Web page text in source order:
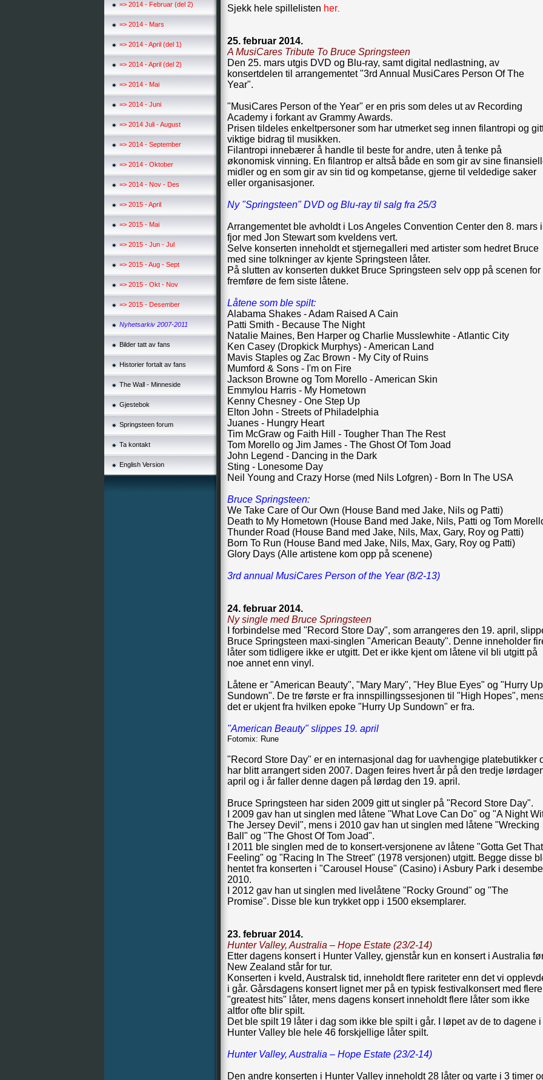
=> 2014 - Februar (del 2)
=> 2014 - Mars
=> 2014 - April (del 1)
=> 2014 - April (del 2)
=> 2014 - Mai
=> 2014 - Juni
=> 2014 Juli - August
=> 2014 - September
=> 2014 - Oktober
=> 2014 - Nov - Des
=> 2015 - April
=> 2015 - Mai
=> 2015 - Jun - Jul
=> 2015 - Aug - Sept
=> 2015 - Okt - Nov
=> 2015 - Desember
Nyhetsarkiv 2007-2011
Bilder tatt av fans
Historier fortalt av fans
The Wall - Minneside
Gjestebok
Springsteen forum
Ta kontakt
English Version
Sjekk hele spillelisten her.
25. februar 2014.
A MusiCares Tribute To Bruce Springsteen
Den 25. mars utgis DVD og Blu-ray, samt digital nedlastning, av
konsertdelen til arrangementet "3rd Annual MusiCares Person Of The
Year".
"MusiCares Person of the Year" er en pris som deles ut av Recording
Academy i forkant av Grammy Awards.
Prisen tildeles enkeltpersoner som har utmerket seg innen filantropi og
viktige bidrag til musikken.
Filantropi innebærer å handle til beste for andre, uten å tenke på
økonomisk vinning. En filantrop er altså både en som gir av sine
midler og en som gir av sin tid og kompetanse, gjerne til veldedige saker
eller organisasjoner.
Ny "Springsteen" DVD og Blu-ray til salg fra 25/3
Arrangementet ble avholdt i Los Angeles Convention Center den 8. mars i
fjor med Jon Stewart som kveldens vert.
Selve konserten inneholdt et stjernegalleri med artister som hedret Bruce
med sine tolkninger av kjente Springsteen låter.
På slutten av konserten dukket Bruce Springsteen selv opp på scenen for
fremføre de fem siste låtene.
Låtene som ble spilt:
Alabama Shakes - Adam Raised A Cain
Patti Smith - Because The Night
Natalie Maines, Ben Harper og Charlie Musslewhite - Atlantic City
Ken Casey (Dropkick Murphys) - American Land
Mavis Staples og Zac Brown - My City of Ruins
Mumford & Sons - I'm on Fire
Jackson Browne og Tom Morello - American Skin
Emmylou Harris - My Hometown
Kenny Chesney - One Step Up
Elton John - Streets of Philadelphia
Juanes - Hungry Heart
Tim McGraw og Faith Hill - Tougher Than The Rest
Tom Morello og Jim James - The Ghost Of Tom Joad
John Legend - Dancing in the Dark
Sting - Lonesome Day
Neil Young and Crazy Horse (med Nils Lofgren) - Born In The USA
Bruce Springsteen:
We Take Care of Our Own (House Band med Jake, Nils og Patti)
Death to My Hometown (House Band med Jake, Nils, Patti og Tom
Thunder Road (House Band med Jake, Nils, Max, Gary, Roy og Patti)
Born To Run (House Band med Jake, Nils, Max, Gary, Roy og Patti)
Glory Days (Alle artistene kom opp på scenene)
3rd annual MusiCares Person of the Year (8/2-13)
24. februar 2014.
Ny single med Bruce Springsteen
I forbindelse med "Record Store Day", som arrangeres den 19. april,
Bruce Springsteen maxi-singlen "American Beauty". Denne inneholder
låter som tidligere ikke er utgitt. Det er ikke kjent om låtene vil bli utgitt på
noe annet enn vinyl.
Låtene er "American Beauty", "Mary Mary", "Hey Blue Eyes" og "Hurry Up
Sundown". De tre første er fra innspillingssesjonen til "High Hopes",
det er ukjent fra hvilken epoke "Hurry Up Sundown" er fra.
"American Beauty" slippes 19. april
Fotomix: Rune
"Record Store Day" er en internasjonal dag for uavhengige platebutikker
har blitt arrangert siden 2007. Dagen feires hvert år på den tredje
april og i år faller denne dagen på lørdag den 19. april.
Bruce Springsteen har siden 2009 gitt ut singler på "Record Store Day".
I 2009 gav han ut singlen med låtene "What Love Can Do" og "A Night
The Jersey Devil", mens i 2010 gav han ut singlen med låtene "Wrecking
Ball" og "The Ghost Of Tom Joad".
I 2011 ble singlen med de to konsert-versjonene av låtene "Gotta Get That
Feeling" og "Racing In The Street" (1978 versjonen) utgitt. Begge disse
hentet fra konserten i "Carousel House" (Casino) i Asbury Park i
2010.
I 2012 gav han ut singlen med livelåtene "Rocky Ground" og "The
Promise". Disse ble kun trykket opp i 1500 eksemplarer.
23. februar 2014.
Hunter Valley, Australia – Hope Estate (23/2-14)
Etter dagens konsert i Hunter Valley, gjenstår kun en konsert i Australia
New Zealand står for tur.
Konserten i kveld, Australsk tid, inneholdt flere rariteter enn det vi
i går. Gårsdagens konsert lignet mer på en typisk festivalkonsert med flere
"greatest hits" låter, mens dagens konsert inneholdt flere låter som ikke
altfor ofte blir spilt.
Det ble spilt 19 låter i dag som ikke ble spilt i går. I løpet av de to dagene i
Hunter Valley ble hele 46 forskjellige låter spilt.
Hunter Valley, Australia – Hope Estate (23/2-14)
Den andre konserten i Hunter Valley inneholdt 28 låter og varte i 3 timer